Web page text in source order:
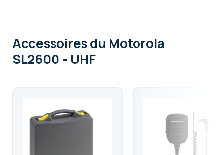
Accessoiresdu Motorola
SL2600 - UHF